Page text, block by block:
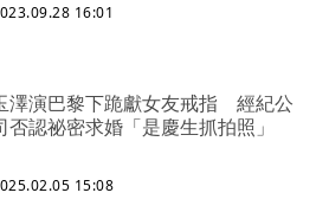
16:01
澤演巴黎下跪獻女友戒指 經紀公
否認祕密求婚「是慶生抓拍照」
15:08